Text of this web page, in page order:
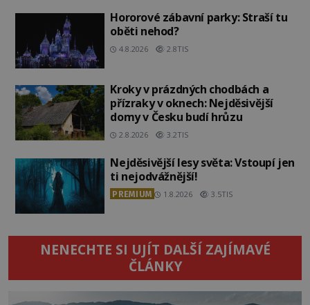
Hororové zábavní parky: Straší tu
oběti nehod?
4.8.2026 2.8TIS
Kroky v prázdných chodbách a
přízraky v oknech: Nejděsivější
domy v Česku budí hrůzu
2.8.2026 3.2TIS
Nejděsivější lesy světa: Vstoupí jen
ti nejodvážnější!
PREMIUM 1.8.2026 3.5TIS
NENECHTE SI UJÍT DALŠÍ ZAJÍMAVÉ
ČLÁNKY